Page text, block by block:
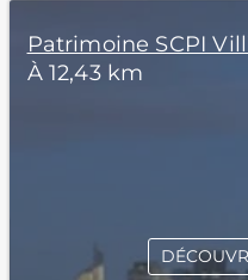
Patrimoine SCPI
À 12,43 km